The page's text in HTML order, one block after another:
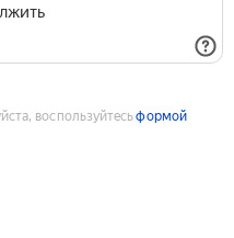
воспользуйтесьформой